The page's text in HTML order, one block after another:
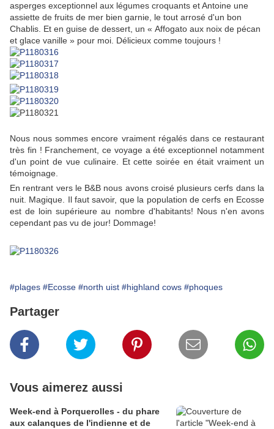
asperges exceptionnel aux légumes croquants et Antoine une
assiette de fruits de mer bien garnie, le tout arrosé d'un bon
Chablis. Et en guise de dessert, un « Affogato aux noix de pécan
et glace vanille » pour moi. Délicieux comme toujours !
Nous nous sommes encore vraiment régalés dans ce restaurant
très fin ! Franchement, ce voyage a été exceptionnel notamment
d'un point de vue culinaire. Et cette soirée en était vraiment un
témoignage.
En rentrant vers le B&B nous avons croisé plusieurs cerfs dans la
nuit. Magique. Il faut savoir, que la population de cerfs en Ecosse
est de loin supérieure au nombre d'habitants! Nous n'en avons
cependant pas vu de jour! Dommage!
#plages #Ecosse #north uist #highland cows #phoques
Partager
Vous aimerez aussi
Week-end à Porquerolles - du phare
aux calanques de l'indienne et de